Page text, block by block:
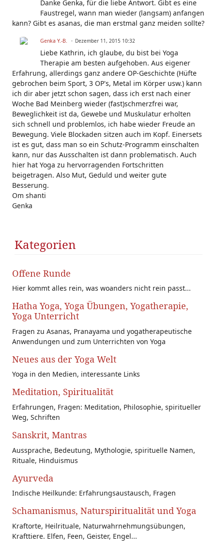
Danke Genka, für die liebe Antwort. Gibt es eine
Faustregel, wann man wieder (langsam) anfangen
kann? Gibt es asanas, die man erstmal ganz meiden sollte?
Genka Y.-B. Dezember 11, 2015 10:32
Liebe Kathrin, ich glaube, du bist bei Yoga
Therapie am besten aufgehoben. Aus eigener
Erfahrung, allerdings ganz andere OP-Geschichte (Hüfte
gebrochen beim Sport, 3 OP's, Metal im Körper usw.) kann
ich dir aber jetzt schon sagen, dass ich erst nach einer
Woche Bad Meinberg wieder (fast)schmerzfrei war,
Beweglichkeit ist da, Gewebe und Muskulatur erholten
sich schnell und problemlos, ich habe wieder Freude an
Bewegung. Viele Blockaden sitzen auch im Kopf. Einersets
ist es gut, dass man so ein Schutz-Programm einschalten
kann, nur das Ausschalten ist dann problematisch. Auch
hier hat Yoga zu hervorragenden Fortschritten
beigetragen. Also Mut, Geduld und weiter gute
Besserung.
Om shanti
Genka
Kategorien
Offene Runde
Hier kommt alles rein, was woanders nicht rein passt...
Hatha Yoga, Yoga Übungen, Yogatherapie,
Yoga Unterricht
Fragen zu Asanas, Pranayama und yogatherapeutische
Anwendungen und zum Unterrichten von Yoga
Neues aus der Yoga Welt
Yoga in den Medien, interessante Links
Meditation, Spiritualität
Erfahrungen, Fragen: Meditation, Philosophie, spiritueller
Weg, Schriften
Sanskrit, Mantras
Aussprache, Bedeutung, Mythologie, spirituelle Namen,
Rituale, Hinduismus
Ayurveda
Indische Heilkunde: Erfahrungsaustausch, Fragen
Schamanismus, Naturspiritualität und Yoga
Kraftorte, Heilrituale, Naturwahrnehmungsübungen,
Krafttiere. Elfen, Feen, Geister, Engel...